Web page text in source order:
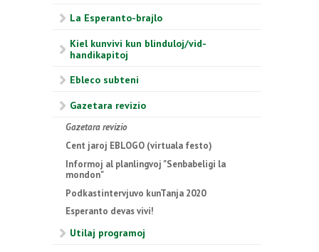
La Esperanto-brajlo
Kiel kunvivi kun blinduloj/vid-
handikapitoj
Ebleco subteni
Gazetara revizio
Gazetara revizio
Cent jaroj EBLOGO (virtuala festo)
Informoj al planlingvoj "Senbabeligi la
mondon"
Podkastintervjuvo kunTanja 2020
Esperanto devas vivi!
Utilaj programoj